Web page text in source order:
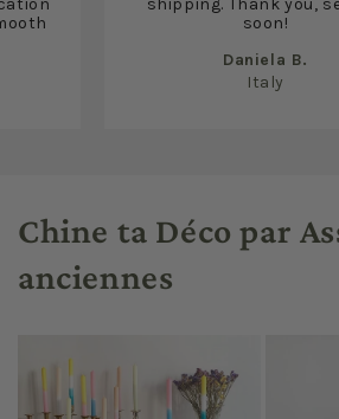
soon!
Daniela B.
Italy
Chine ta Déco par
anciennes